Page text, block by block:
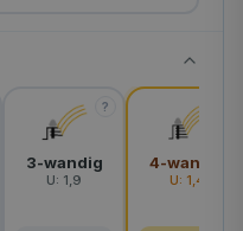
?
3-wandig
U: 1,9
4-wandig
U: 1,4